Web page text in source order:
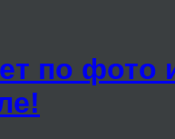
по фото